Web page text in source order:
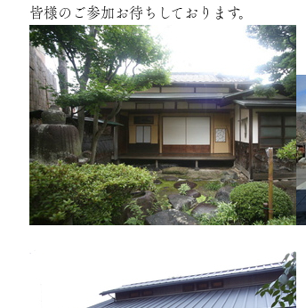
皆様のご参加お待ちしております。